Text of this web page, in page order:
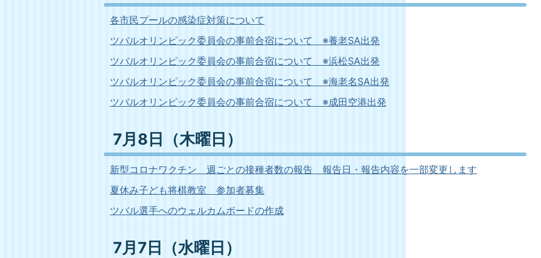
各市民プールの感染症対策について
ツバルオリンピック委員会の事前合宿について ※養老SA出発
ツバルオリンピック委員会の事前合宿について ※浜松SA出発
ツバルオリンピック委員会の事前合宿について ※海老名SA出発
ツバルオリンピック委員会の事前合宿について ※成田空港出発
7月8日（木曜日）
新型コロナワクチン 週ごとの接種者数の報告 報告日・報告内容を一部変更します
夏休み子ども将棋教室 参加者募集
ツバル選手へのウェルカムボードの作成
7月7日（水曜日）